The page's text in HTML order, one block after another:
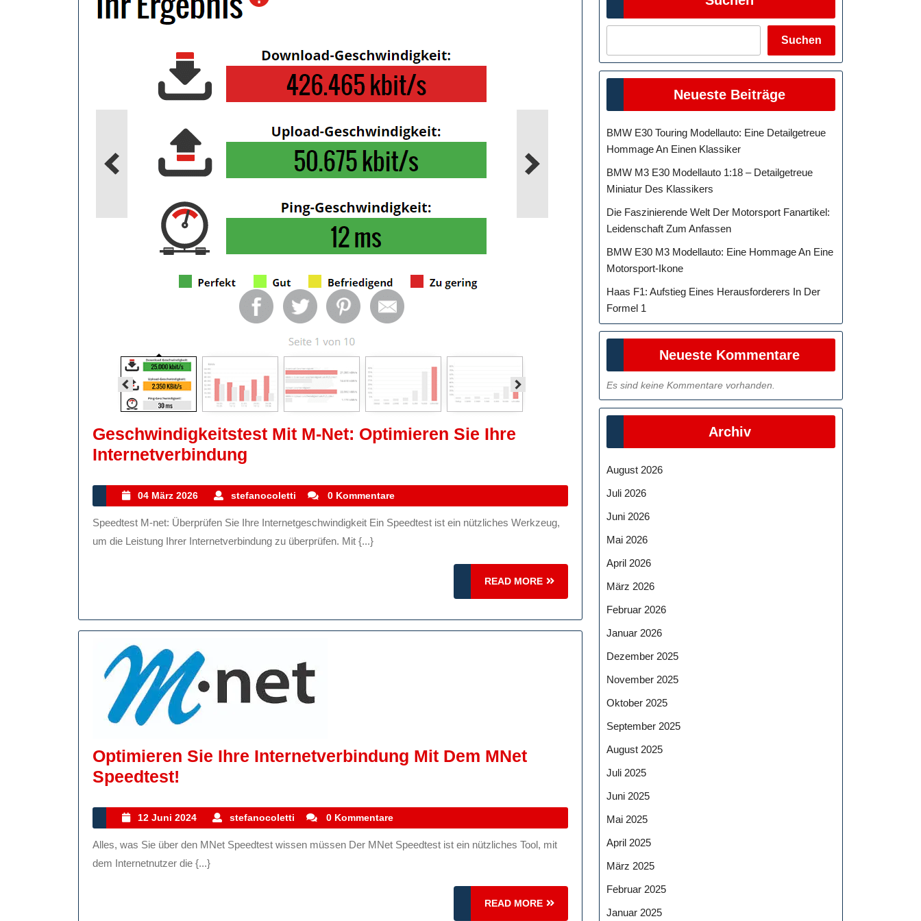
Geschwindigkeitstest Mit M-Net: Optimieren Sie Ihre
Internetverbindung
M-
Net:
Optimieren
04 März 2026
04
März
2026
stefanocoletti stefanocoletti
0 Kommentare
Speedtest M-net: Überprüfen Sie Ihre Internetgeschwindigkeit Ein Speedtest ist ein nützliches Werkzeug,
um die Leistung Ihrer Internetverbindung zu überprüfen. Mit {...}
READ MORE
READ
MORE
Optimieren Sie Ihre Internetverbindung Mit Dem MNet
Speedtest!
Ihre
Internetverbindung
Mit
12 Juni 2024
12
Juni
2024
stefanocoletti stefanocoletti
0 Kommentare
Alles, was Sie über den MNet Speedtest wissen müssen Der MNet Speedtest ist ein nützliches Tool, mit
dem Internetnutzer die {...}
READ MORE
READ
MORE
Suchen
Neueste Beiträge
BMW E30 Touring Modellauto: Eine Detailgetreue
Hommage An Einen Klassiker
BMW M3 E30 Modellauto 1:18 – Detailgetreue
Miniatur Des Klassikers
Die Faszinierende Welt Der Motorsport Fanartikel:
Leidenschaft Zum Anfassen
BMW E30 M3 Modellauto: Eine Hommage An Eine
Motorsport-Ikone
Haas F1: Aufstieg Eines Herausforderers In Der
Formel 1
Neueste Kommentare
Es sind keine Kommentare vorhanden.
Archiv
August 2026
Juli 2026
Juni 2026
Mai 2026
April 2026
März 2026
Februar 2026
Januar 2026
Dezember 2025
November 2025
Oktober 2025
September 2025
August 2025
Juli 2025
Juni 2025
Mai 2025
April 2025
März 2025
Februar 2025
Januar 2025